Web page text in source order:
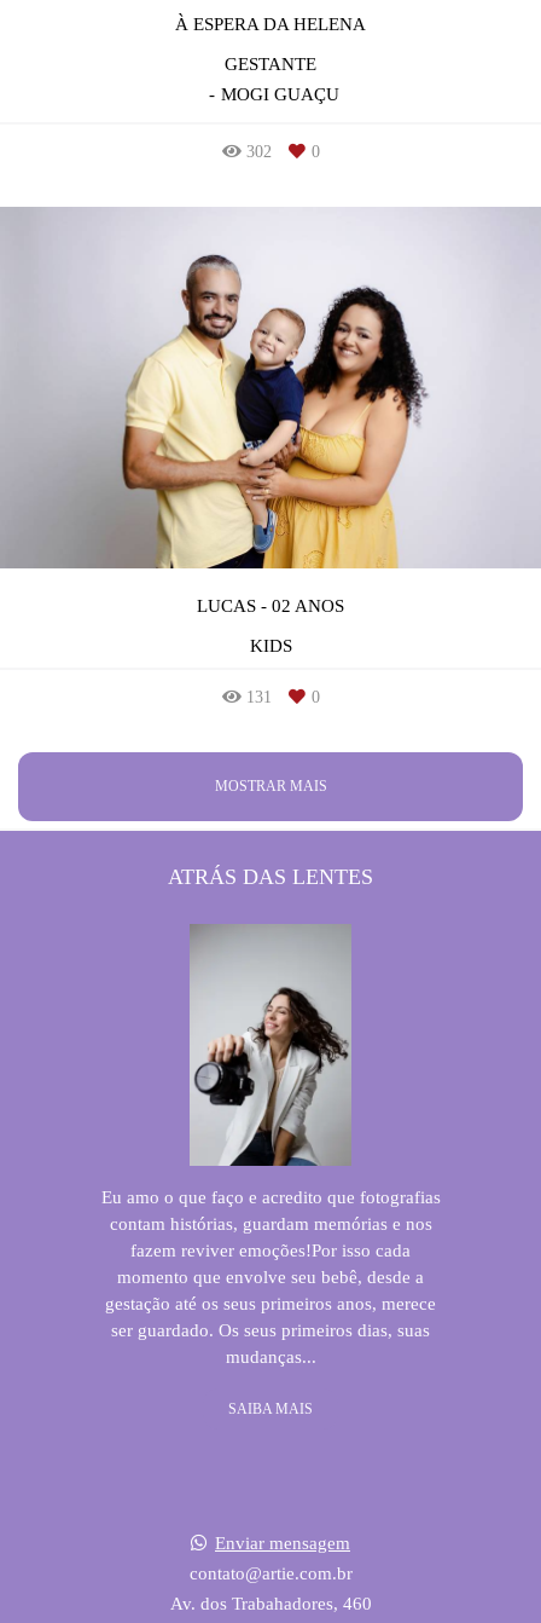
À ESPERA DA HELENA
GESTANTE
MOGI GUAÇU
302 0
LUCAS - 02 ANOS
KIDS
131 0
MOSTRAR MAIS
ATRÁS DAS LENTES
Eu amo o que faço e acredito que fotografias
contam histórias, guardam memórias e nos
fazem reviver emoções!Por isso cada
momento que envolve seu bebê, desde a
gestação até os seus primeiros anos, merece
ser guardado. Os seus primeiros dias, suas
mudanças...
SAIBA MAIS
Enviar mensagem
contato@artie.com.br
Av. dos Trabahadores, 460